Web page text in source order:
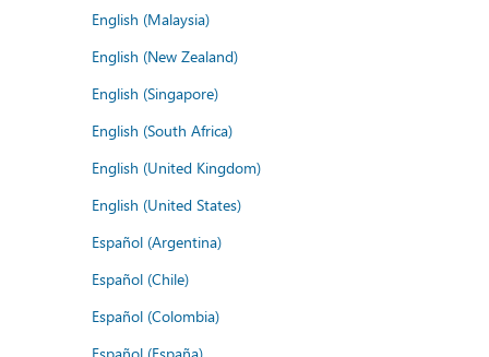
English (Malaysia)
English (New Zealand)
English (Singapore)
English (South Africa)
English (United Kingdom)
English (United States)
Español (Argentina)
Español (Chile)
Español (Colombia)
Español (España)